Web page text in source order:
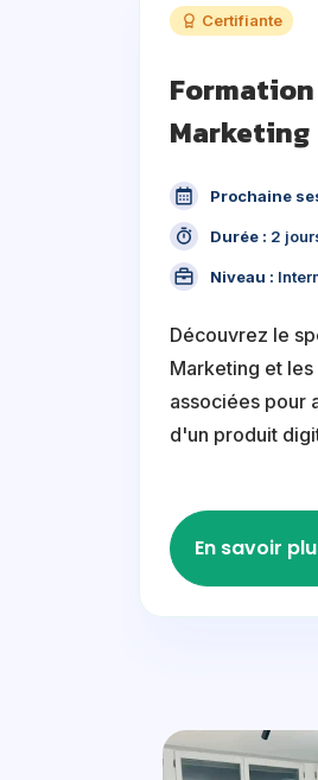
Certifiante
Marketing
Prochaine
Durée : 2
Niveau :
Découvrez le
Marketing et
associées pour
d'un produit
En savoir